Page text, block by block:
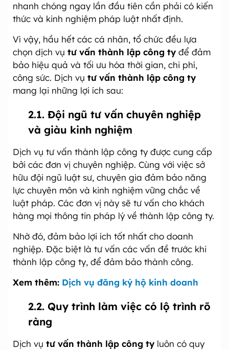
nhanh chóng ngay lần đầu tiên cần phải có kiến
thức và kinh nghiệm pháp luật nhất định.
Vì vậy, hầu hết các cá nhân, tổ chức đều lựa
chọn dịch vụ tư vấn thành lập công ty để đảm
bảo hiệu quả và tối ưu hóa thời gian, chi phí,
công sức. Dịch vụ tư vấn thành lập công ty
mang lại những lợi ích sau:
2.1. Đội ngũ tư vấn chuyên nghiệp
và giàu kinh nghiệm
Dịch vụ tư vấn thành lập công ty được cung cấp
bởi các đơn vị chuyên nghiệp. Cùng với việc sở
hữu đội ngũ luật sư, chuyên gia đảm bảo năng
lực chuyên môn và kinh nghiệm vững chắc về
luật pháp. Các đơn vị này sẽ tư vấn cho khách
hàng mọi thông tin pháp lý về thành lập công ty.
Nhờ đó, đảm bảo lợi ích tốt nhất cho doanh
nghiệp. Đặc biệt là tư vấn các vấn đề trước khi
thành lập công ty, để đảm bảo thành công.
Xem thêm: Dịch vụ đăng ký hộ kinh doanh
2.2. Quy trình làm việc có lộ trình rõ
ràng
Dịch vụ tư vấn thành lập công ty luôn có quy